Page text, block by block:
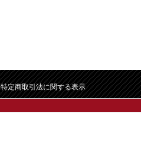
特定商取引法に関する表示